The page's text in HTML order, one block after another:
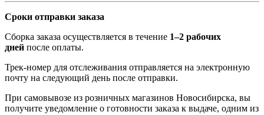
Сроки отправки заказа
Сборка заказа осуществляется в течение 1–2 рабочих
дней после оплаты.
Трек-номер для отслеживания отправляется на электронную
почту на следующий день после отправки.
При самовывозе из розничных магазинов Новосибирска, вы
получите уведомление о готовности заказа к выдаче, одним из